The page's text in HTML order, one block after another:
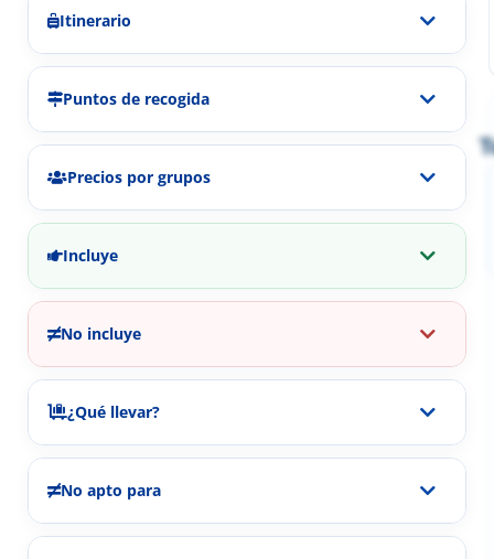
Itinerario
Puntos de recogida
Precios por grupos
Incluye
No incluye
¿Qué llevar?
No apto para